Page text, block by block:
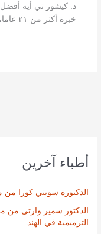
أطباء آخرين
الدكتورة سويتي كورا من
الدكتور سمير وارتي من
الترميمية في الهند
د. كيشور تي أيه
خبرة أكثر من ٢١ عاما، يعتبر الدكتور كيشور من […]